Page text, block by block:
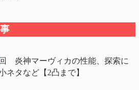
回 炎神マーヴィカの性能、探索に
ネタなど【2凸まで】